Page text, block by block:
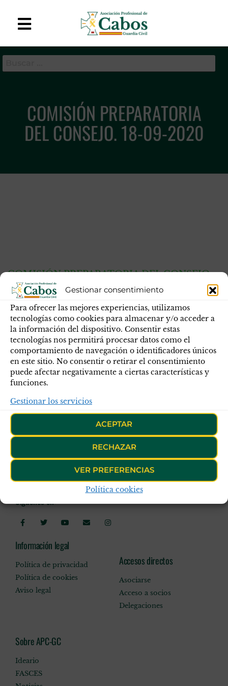
Gestionar consentimiento
Para ofrecer las mejores experiencias, utilizamos
tecnologías como cookies para almacenar y/o acceder a
la información del dispositivo. Consentir estas
tecnologías nos permitirá procesar datos como el
comportamiento de navegación o identificadores únicos
en este sitio. No consentir o retirar el consentimiento
puede afectar negativamente a ciertas características y
funciones.
Gestionar los servicios
ACEPTAR
RECHAZAR
VER PREFERENCIAS
Política cookies
APC-GC
de Cabos de la Guardia
COMISIÓN PREPARATORIA
DEL CONSEJO. 18-09-2020
COMISIÓN PREPARATORIA DEL CONSEJO.
18-09-2020
ANTERIOR
COMISIÓN
PREPARATORIA DEL
CONSEJO. 18-09-2020
Síguenos en:
Información legal
Política de privacidad
Política de cookies
Aviso legal
Accesos directos
Asociarse
Acceso a socios
Delegaciones
Sobre APC-GC
Ideario
FASCES